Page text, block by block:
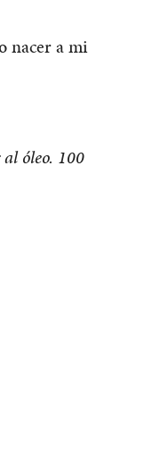
nacer a mi
óleo. 100